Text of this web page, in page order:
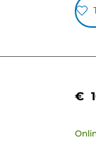
€